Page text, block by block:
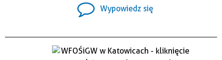
Wypowiedz się